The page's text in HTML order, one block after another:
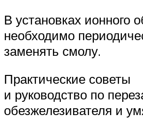
В установках ионного
необходимо
заменять смолу.
Практические советы
и руководство по
обезжелезивателя и